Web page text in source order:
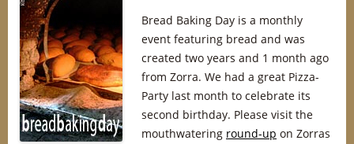
Bread Baking Day is a monthly
event featuring bread and was
created two years and 1 month ago
from Zorra. We had a great Pizza-
Party last month to celebrate its
second birthday. Please visit the
mouthwatering round-up on Zorras